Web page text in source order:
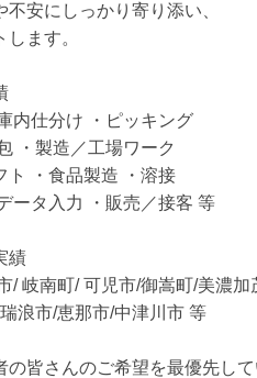
不安にしっかり寄り添い、
ます。
内仕分け ・ピッキング
・製造／工場ワーク
ト ・食品製造 ・溶接
ータ入力 ・販売／接客 等
績
/ 岐南町/ 可児市/御嵩町/美濃加
浪市/恵那市/中津川市 等
の皆さんのご希望を最優先し